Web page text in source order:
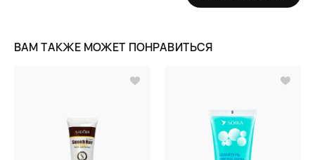
ВАМ ТАКЖЕ МОЖЕТ ПОНРАВИТЬСЯ